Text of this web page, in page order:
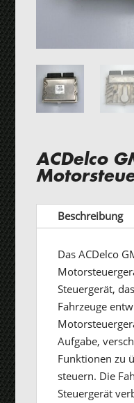
ACDelco
Beschreibung
Das ACDelco
Steuergerät,
Fahrzeuge
Aufgabe,
Funktionen zu
steuern. Die
Steuergerät